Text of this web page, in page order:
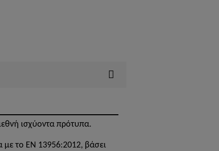
ισχύοντα πρότυπα.
το ΕΝ 13956:2012, βάσει